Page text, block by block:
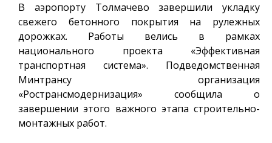
В аэропорту Толмачево завершили укладку
свежего бетонного покрытия на рулежных
дорожках. Работы велись в рамках
национального проекта «Эффективная
транспортная система». Подведомственная
Минтрансу организация
«Ространсмодернизация» сообщила о
завершении этого важного этапа строительно-
монтажных работ.